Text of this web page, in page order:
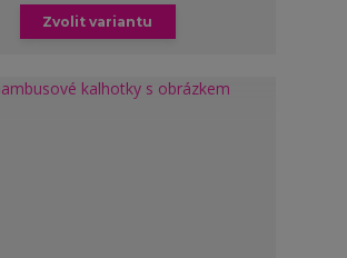
Zvolit variantu